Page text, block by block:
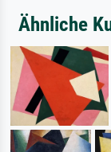
Ähnliche